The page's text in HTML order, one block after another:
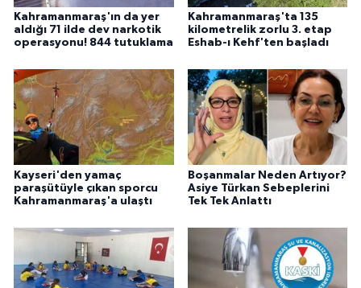
Kahramanmaraş'ın da yer
aldığı 71 ilde dev narkotik
operasyonu! 844 tutuklama
Kahramanmaraş'ta 135
kilometrelik zorlu 3. etap
Eshab-ı Kehf'ten başladı
Kayseri'den yamaç
paraşütüyle çıkan sporcu
Kahramanmaraş'a ulaştı
Boşanmalar Neden Artıyor?
Asiye Türkan Sebeplerini
Tek Tek Anlattı